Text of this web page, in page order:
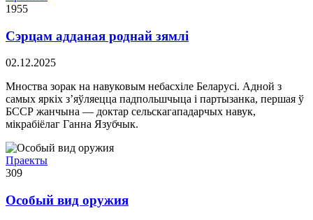
1955
Сэрцам адданая роднай зямлі
02.12.2025
Мноства зорак на навуковым небасхіле Беларусі. Адной з
самых яркіх з’яўляецца падпольшчыца і партызанка, першая ў
БССР жанчына — доктар сельскагападарчых навук,
мікрабіёлаг Ганна Язубчык.
Праекты
309
Особый вид оружия